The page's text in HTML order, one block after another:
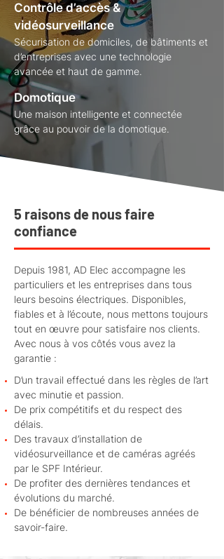
Contrôle d’accès &
vidéosurveillance
Sécurisation de domiciles, de bâtiments et
d’entreprises avec une technologie
avancée et haut de gamme.
Domotique
Une maison intelligente et connectée
grâce au pouvoir de la domotique.
5 raisons de nous faire
confiance
Depuis 1981, AD Elec accompagne les
particuliers et les entreprises dans tous
leurs besoins électriques. Disponibles,
fiables et à l’écoute, nous mettons toujours
tout en œuvre pour satisfaire nos clients.
Avec nous à vos côtés vous avez la
garantie :
D’un travail effectué dans les règles de l’art
avec minutie et passion.
De prix compétitifs et du respect des
délais.
Des travaux d’installation de
vidéosurveillance et de caméras agréés
par le SPF Intérieur.
De profiter des dernières tendances et
évolutions du marché.
De bénéficier de nombreuses années de
savoir-faire.